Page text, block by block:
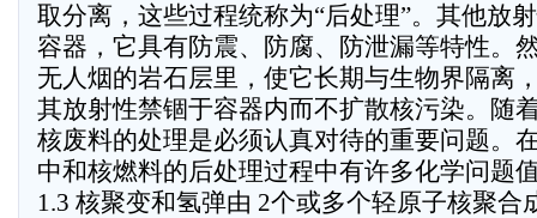
取分离，这些过程统称为“后处理”。其他放
容器，它具有防震、防腐、防泄漏等特性。
无人烟的岩石层里，使它长期与生物界隔离
其放射性禁锢于容器内而不扩散核污染。随
核废料的处理是必须认真对待的重要问题。
中和核燃料的后处理过程中有许多化学问题
1.3 核聚变和氢弹由 2个或多个轻原子核聚合